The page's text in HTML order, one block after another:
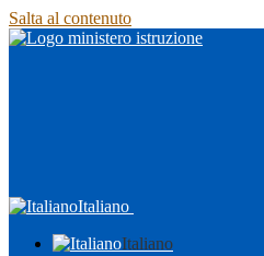
Salta al contenuto
Italiano
Italiano